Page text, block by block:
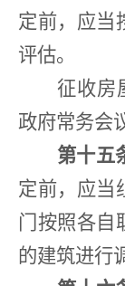
定前，应当
评估。
征收房
政府常务会
第十五
定前，应当
门按照各自
的建筑进行